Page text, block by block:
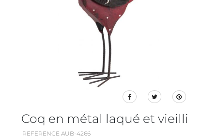
Coq en métal laqué et vieilli
REFERENCE AUB-4266